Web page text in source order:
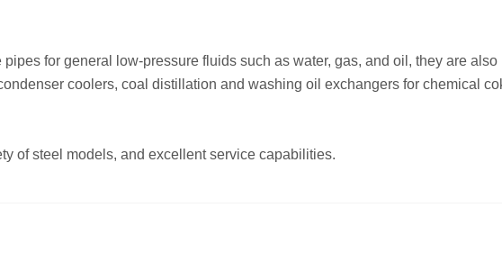
for general low-pressure fluids such as water, gas, and oil, they are
coolers, coal distillation and washing oil exchangers for chemical
of steel models, and excellent service capabilities.